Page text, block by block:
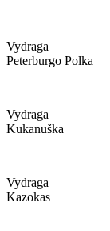
Vydraga
Peterburgo Polka
Vydraga
Kukanuška
Vydraga
Kazokas